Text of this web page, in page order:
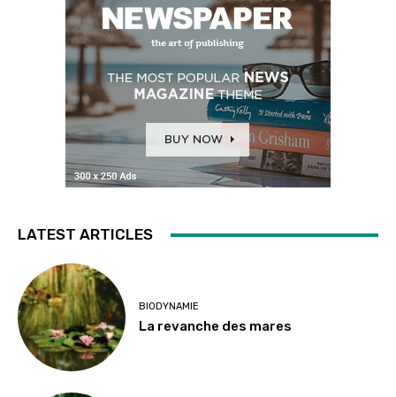
LATEST ARTICLES
BIODYNAMIE
La revanche des mares